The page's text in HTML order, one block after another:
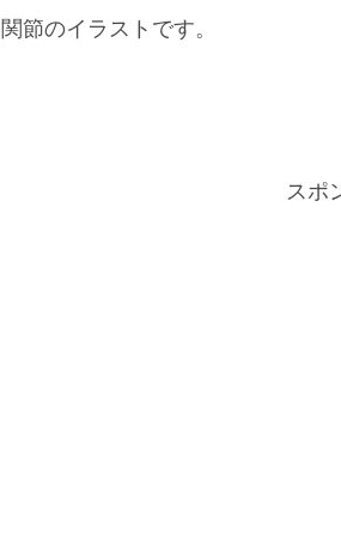
節のイラストです。
スポ